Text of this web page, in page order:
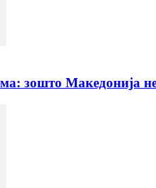
зошто Македонија